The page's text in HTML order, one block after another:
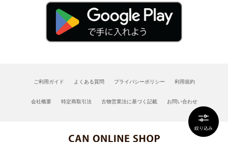
絞り込み
ご利用ガイド よくある質問 プライバシーポリシー 利用規約
会社概要 特定商取引法 古物営業法に基づく記載 お問い合わせ